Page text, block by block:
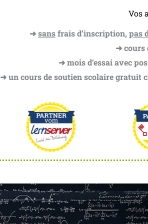
Vos
➜sansfrais d’inscription, pas
➜ cours
➜ mois d’essai avec
➜ un cours de soutien scolaire gratuit